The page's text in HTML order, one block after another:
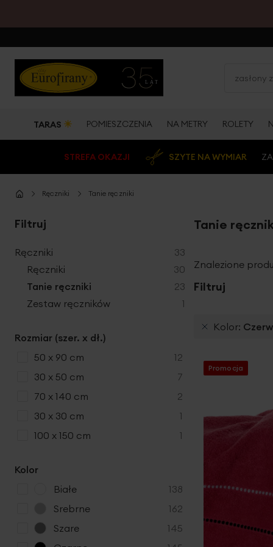
TARAS ☀ POMIESZCZENIA NA METRY ROLETY
STREFA OKAZJI SZYTE NA WYMIAR
Ręczniki Tanie ręczniki
Tanie
Znalezione
Filtruj
Kolor
Promocja
Filtruj
Ręczniki 33
produkty
Ręczniki
30
produkty
Tanie ręczniki
23
produkty
Zestaw ręczników
1produkt
Rozmiar (szer. x dł.)
50 x 90 cm
12
produkty
30 x 50 cm
7
produkty
70 x 140 cm
2
produkty
30 x 30 cm
1produkt
100 x 150 cm
1produkt
Kolor
Białe
138
p
r
d
Srebrne 162
p
r Szare 145
p
r